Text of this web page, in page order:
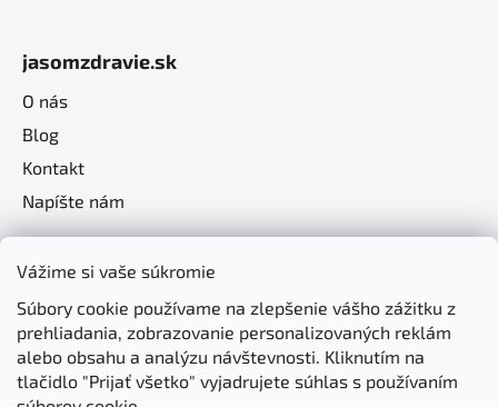
Vážime si vaše súkromie
Súbory cookie používame na zlepšenie vášho zážitku z
prehliadania, zobrazovanie personalizovaných reklám
alebo obsahu a analýzu návštevnosti. Kliknutím na
tlačidlo "Prijať všetko" vyjadrujete súhlas s používaním
jasomzdravie.sk
O nás
Blog
Kontakt
Napíšte nám